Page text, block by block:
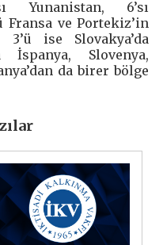
Yunanistan, 6’sı
Fransa ve Portekiz’in
3’ü ise Slovakya’da
Slovenya,
da birer bölge